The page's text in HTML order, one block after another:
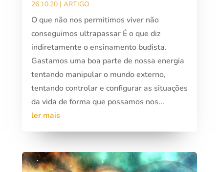
26.10.20| ARTIGO
O que não nos permitimos viver não
conseguimos ultrapassar É o que diz
indiretamente o ensinamento budista.
Gastamos uma boa parte de nossa energia
tentando manipular o mundo externo,
tentando controlar e configurar as situações
da vida de forma que possamos nos...
ler mais